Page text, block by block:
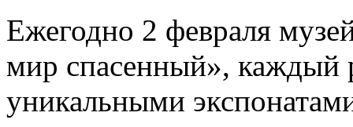
Ежегодно 2 февраля
мир спасенный», каждый
уникальными